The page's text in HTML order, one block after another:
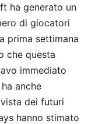
ha generato un
di giocatori
prima settimana
che questa
immediato
anche
dei futuri
hanno stimato